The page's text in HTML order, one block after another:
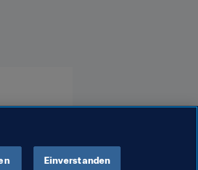
Einverstanden